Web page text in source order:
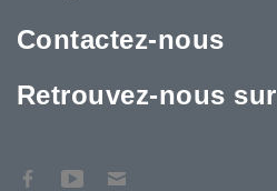
Contactez-nous
Retrouvez-nous sur